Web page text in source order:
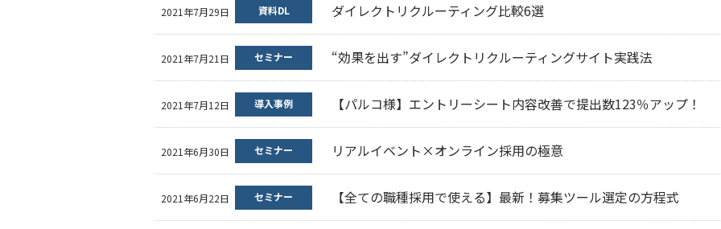
2021年7月29日 資料DL ダイレクトリクルーティング比較6選
2021年7月21日 セミナー “効果を出す”ダイレクトリクルーティングサイト実践法
2021年7月12日 導入事例 【パルコ様】エントリーシート内容改善で提出数123％アップ！
2021年6月30日 セミナー リアルイベント×オンライン採用の極意
2021年6月22日 セミナー 【全ての職種採用で使える】最新！募集ツール選定の方程式